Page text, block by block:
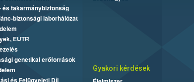
és takarmánybiztonság
biztonsági laborhálózat
EUTR
genetikai erőforrások
és Felügyeleti Díj
Gyakori kérdések